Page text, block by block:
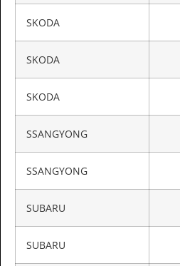
SKODA
SKODA
SKODA
SSANGYONG
SSANGYONG
SUBARU
SUBARU